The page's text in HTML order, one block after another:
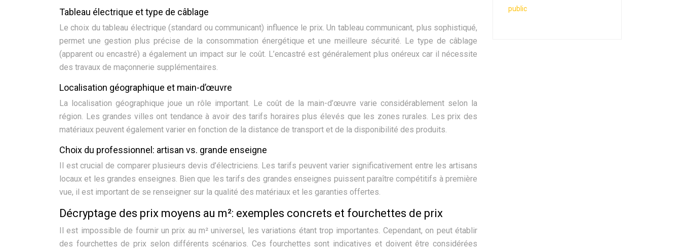
Tableau électrique et type de câblage
Le choix du tableau électrique (standard ou communicant) influence le prix. Un tableau communicant, plus sophistiqué,
permet une gestion plus précise de la consommation énergétique et une meilleure sécurité. Le type de câblage
(apparent ou encastré) a également un impact sur le coût. L’encastré est généralement plus onéreux car il nécessite
des travaux de maçonnerie supplémentaires.
Localisation géographique et main-d’œuvre
La localisation géographique joue un rôle important. Le coût de la main-d’œuvre varie considérablement selon la
région. Les grandes villes ont tendance à avoir des tarifs horaires plus élevés que les zones rurales. Les prix des
matériaux peuvent également varier en fonction de la distance de transport et de la disponibilité des produits.
Choix du professionnel: artisan vs. grande enseigne
Il est crucial de comparer plusieurs devis d’électriciens. Les tarifs peuvent varier significativement entre les artisans
locaux et les grandes enseignes. Bien que les tarifs des grandes enseignes puissent paraître compétitifs à première
vue, il est important de se renseigner sur la qualité des matériaux et les garanties offertes.
Décryptage des prix moyens au m²: exemples concrets et fourchettes de prix
Il est impossible de fournir un prix au m² universel, les variations étant trop importantes. Cependant, on peut établir
des fourchettes de prix selon différents scénarios. Ces fourchettes sont indicatives et doivent être considérées
public